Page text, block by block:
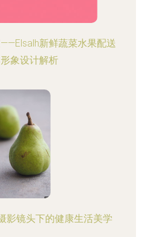
新鲜蔬菜水果配送
象设计解析
影镜头下的健康生活美学